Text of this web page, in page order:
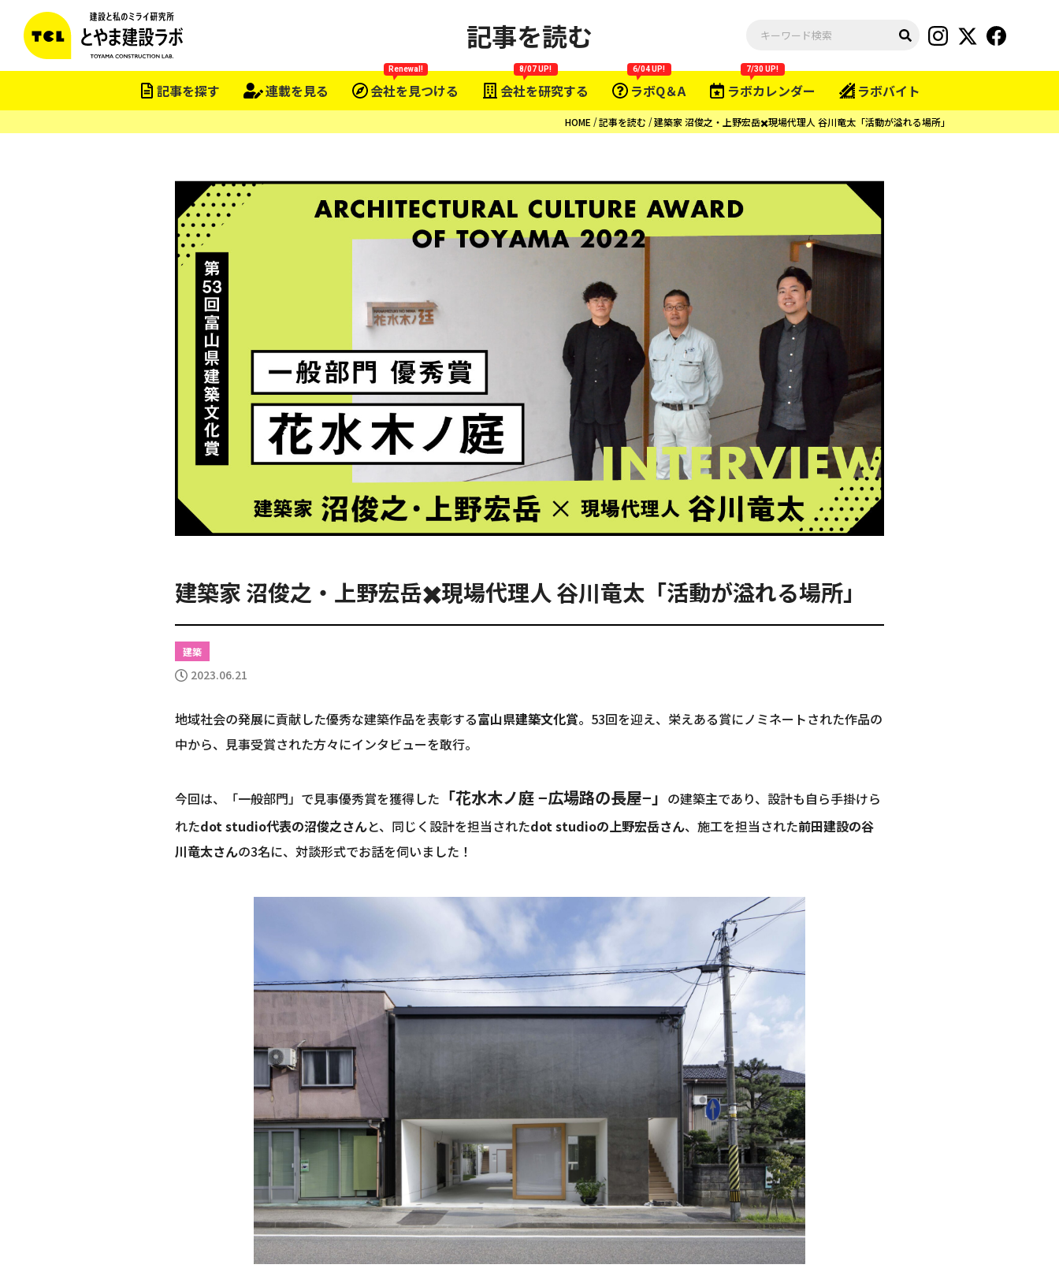
記事を探す 連載を見る 会社を見つける
Renewal!
会社を研究する
8/07 UP!
ラボQ＆A
6/04 UP!
ラボカレンダー
7/30 UP!
ラボバイト
記事を読む
HOME 記事を読む 建築家 沼俊之・上野宏岳✖️現場代理人 谷川竜太「活動が溢れる場所」
建築家 沼俊之・上野宏岳✖️現場代理人 谷川竜太「活動が溢れる場所」
建築
2023.06.21
地域社会の発展に貢献した優秀な建築作品を表彰する富山県建築文化賞。53回を迎え、栄えある賞にノミネートされた作品の
中から、見事受賞された方々にインタビューを敢行。
今回は、「一般部門」で見事優秀賞を獲得した 「花水木ノ庭 −広場路の長屋−」 の建築主であり、設計も自ら手掛けら
れたdot studio代表の沼俊之さんと、同じく設計を担当されたdot studioの上野宏岳さん、施工を担当された前田建設の谷
川竜太さんの3名に、対談形式でお話を伺いました！